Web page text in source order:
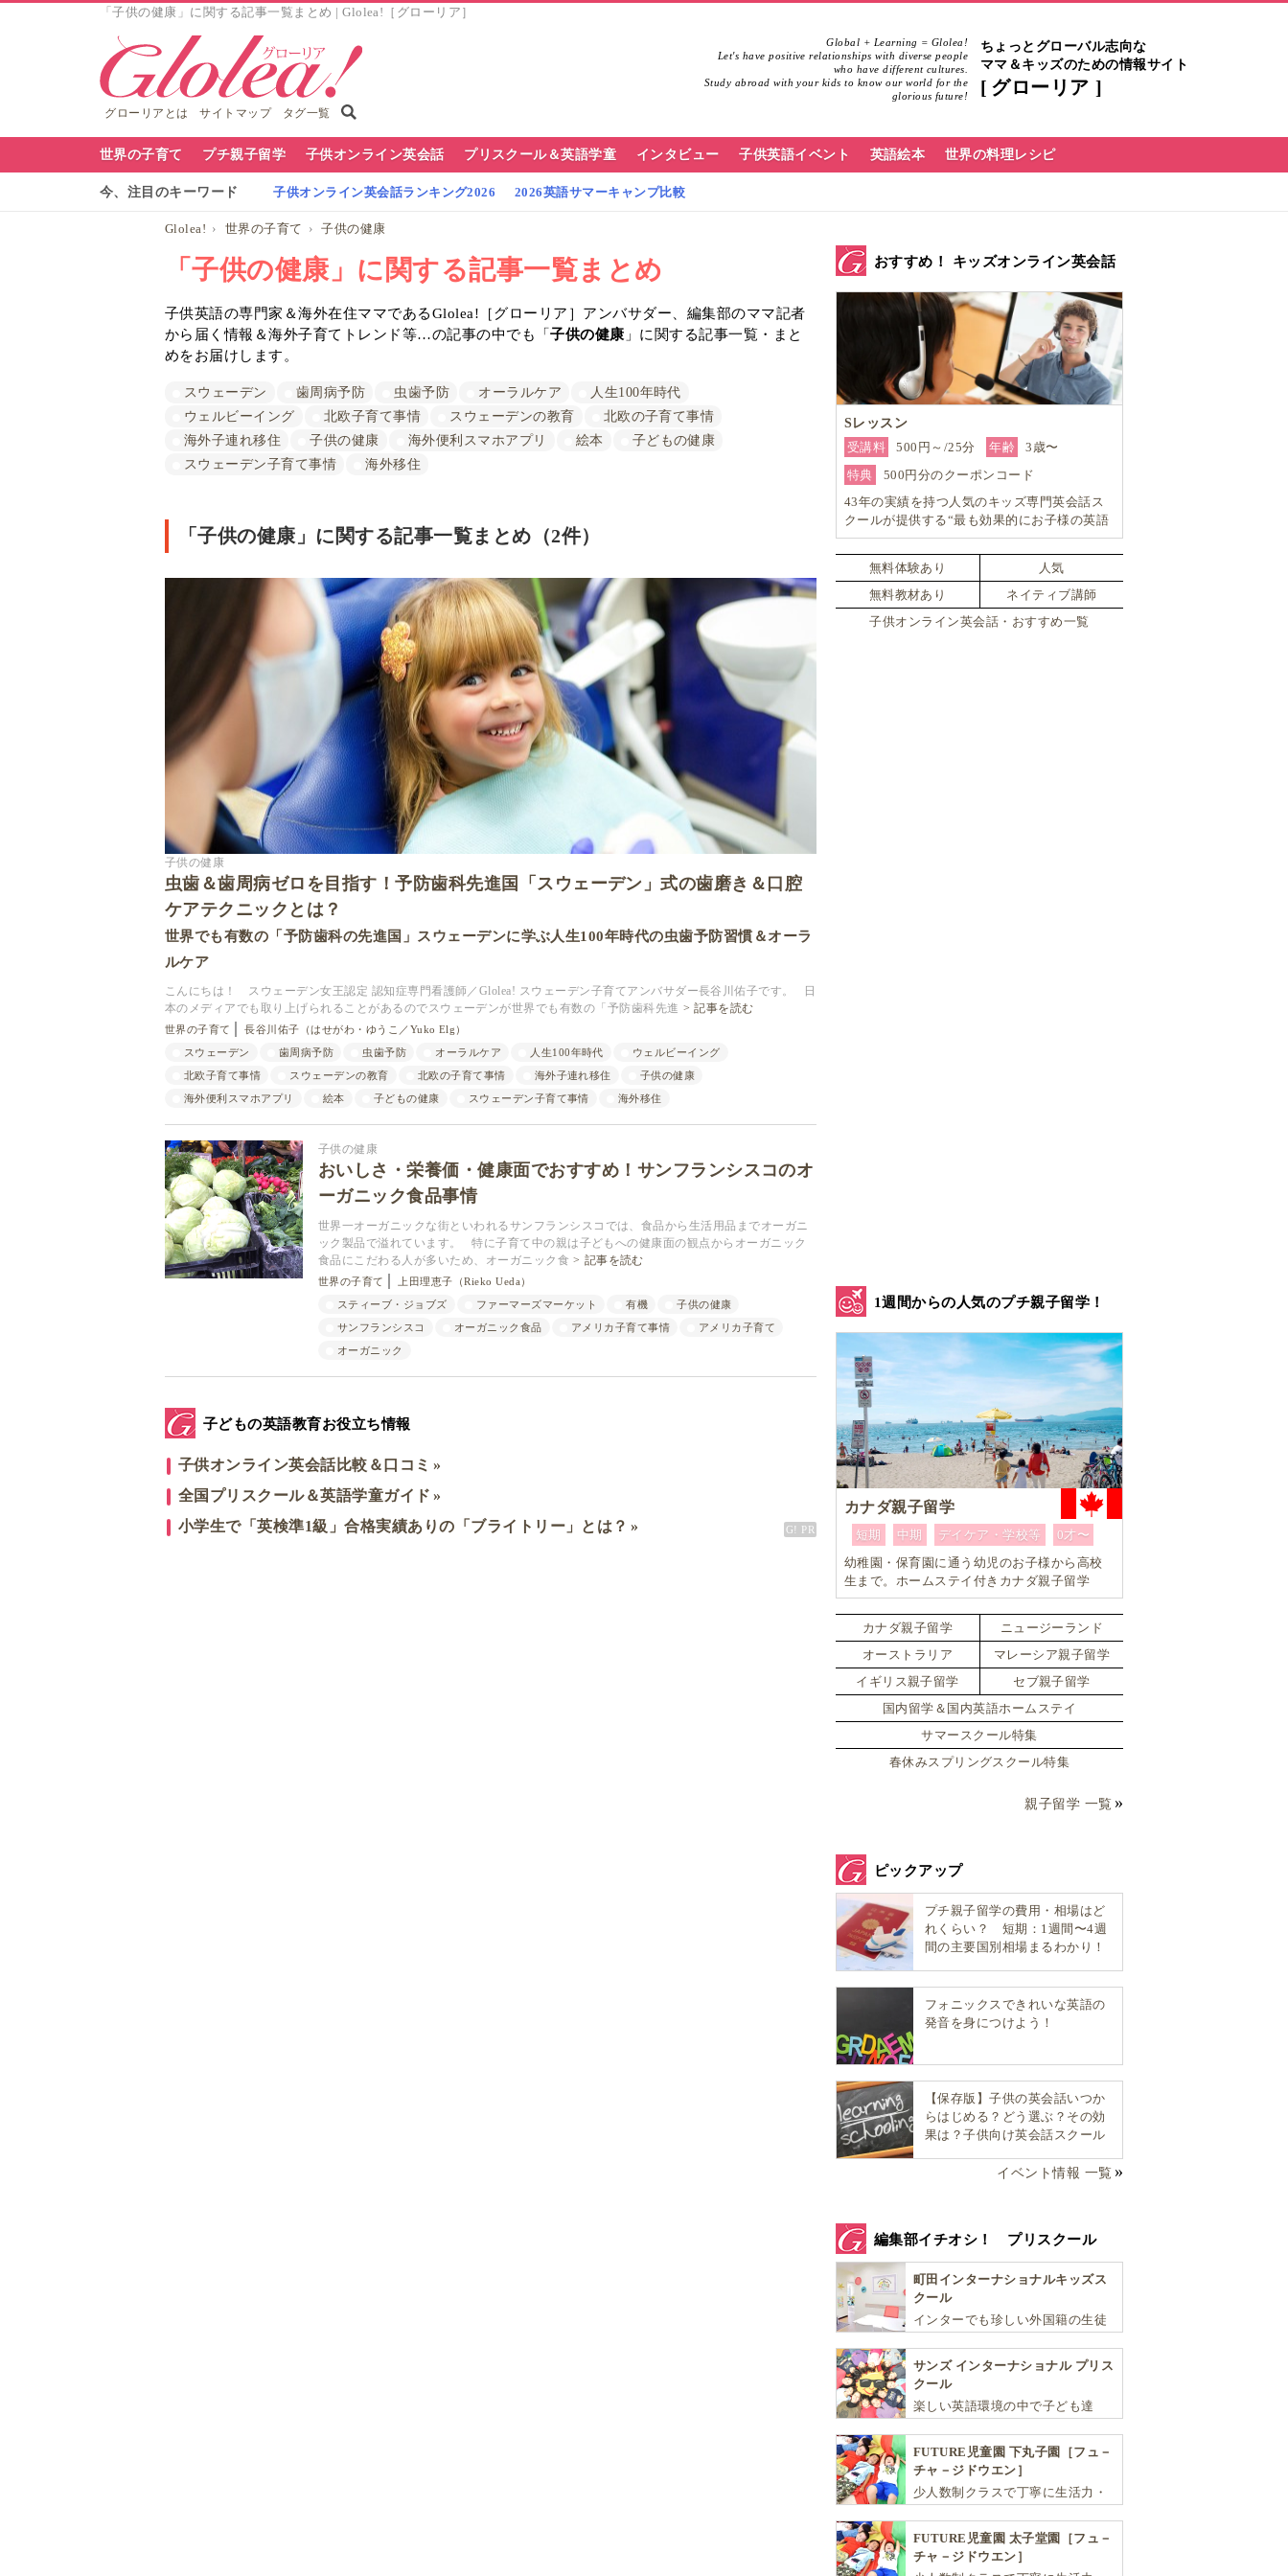
「子供の健康」に関する記事一覧まとめ | Glolea!［グローリア］
グローリアとは サイトマップ タグ一覧
Global + Learning = Glolea!
Let's have positive relationships with diverse people
who have different cultures.
Study abroad with your kids to know our world for the
glorious future!
ちょっとグローバル志向な
ママ＆キッズのための情報サイト
グローリア
世界の子育て プチ親子留学 子供オンライン英会話 プリスクール＆英語学童 インタビュー 子供英語イベント 英語絵本 世界の料理レシピ
今、注目のキーワード 子供オンライン英会話ランキング2026 2026英語サマーキャンプ比較
Glolea! 世界の子育て 子供の健康
「子供の健康」に関する記事一覧まとめ
子供英語の専門家＆海外在住ママであるGlolea!［グローリア］アンバサダー、編集部のママ記者
から届く情報＆海外子育てトレンド等…の記事の中でも「子供の健康 」に関する記事一覧・まと
めをお届けします。
スウェーデン 歯周病予防 虫歯予防 オーラルケア
人生100年時代
ウェルビーイング
北欧子育て事情 スウェーデンの教育
北欧の子育て事情
海外子連れ移住
子供の健康 海外便利スマホアプリ 絵本
子どもの健康
スウェーデン子育て事情
海外移住
「子供の健康」に関する記事一覧まとめ（2件）
子供の健康
虫歯＆歯周病ゼロを目指す！予防歯科先進国「スウェーデン」式の歯磨き＆口腔
ケアテクニックとは？
世界でも有数の「予防歯科の先進国」スウェーデンに学ぶ人生100年時代の虫歯予防習慣＆オーラ
ルケア
こんにちは！ スウェーデン女王認定 認知症専門看護師／Glolea! スウェーデン子育てアンバサダー長谷川佑子です。 日
本のメディアでも取り上げられることがあるのでスウェーデンが世界でも有数の「予防歯科先進
記事を読む
世界の子育て
長谷川佑子（はせがわ・ゆうこ／Yuko Elg）
スウェーデン
歯周病予防 虫歯予防 オーラルケア 人生100年時代
ウェルビーイング
北欧子育て事情
スウェーデンの教育 北欧の子育て事情 海外子連れ移住
子供の健康
海外便利スマホアプリ
絵本 子どもの健康 スウェーデン子育て事情 海外移住
子供の健康
おいしさ・栄養価・健康面でおすすめ！サンフランシスコのオ
ーガニック食品事情
世界一オーガニックな街といわれるサンフランシスコでは、食品から生活用品までオーガニ
ック製品で溢れています。 特に子育て中の親は子どもへの健康面の観点からオーガニック
食品にこだわる人が多いため、オーガニック食
記事を読む
世界の子育て
上田理恵子（Rieko Ueda）
スティーブ・ジョブズ
ファーマーズマーケット 有機
子供の健康
サンフランシスコ
オーガニック食品 アメリカ子育て事情
アメリカ子育て
オーガニック
子どもの英語教育お役立ち情報
子供オンライン英会話比較＆口コミ
全国プリスクール＆英語学童ガイド
小学生で「英検準1級」合格実績ありの「ブライトリー」とは？
おすすめ！ キッズオンライン英会話
Sレッスン
受講料
500円～/25分 年齢
3歳〜
特典
500円分のクーポンコード
43年の実績を持つ人気のキッズ専門英会話ス
クールが提供する“最も効果的にお子様の英語
力をUP”するオンライン英会話レッスン！
無料体験あり
人気
無料教材あり
ネイティブ講師
子供オンライン英会話・おすすめ一覧
1週間からの人気のプチ親子留学！
カナダ親子留学
短期 中期 デイケア・学校等
0才〜
幼稚園・保育園に通う幼児のお子様から高校
生まで。ホームステイ付きカナダ親子留学
カナダ親子留学
ニュージーランド
オーストラリア
マレーシア親子留学
イギリス親子留学
セブ親子留学
国内留学＆国内英語ホームステイ
サマースクール特集
春休みスプリングスクール特集
親子留学 一覧
ピックアップ
プチ親子留学の費用・相場はど
れくらい？ 短期：1週間〜4週
間の主要国別相場まるわかり！
フォニックスできれいな英語の
発音を身につけよう！
【保存版】子供の英会話いつか
らはじめる？どう選ぶ？その効
果は？子供向け英会話スクール
イベント情報 一覧
編集部イチオシ！ プリスクール
町田インターナショナルキッズス
クール
インターでも珍しい外国籍の生徒
境が魅力の「町田インターナショ
ナルキッズスクール」。
サンズ インターナショナル プリス
クール
楽しい英語環境の中で子ども達
を育む少人数制のアットホームな
スクールです
FUTURE児童園 下丸子園［フュ－
チャ－ジドウエン］
少人数制クラスで丁寧に生活力・
能性を広げます！
FUTURE児童園 太子堂園［フュ－
チャ－ジドウエン］